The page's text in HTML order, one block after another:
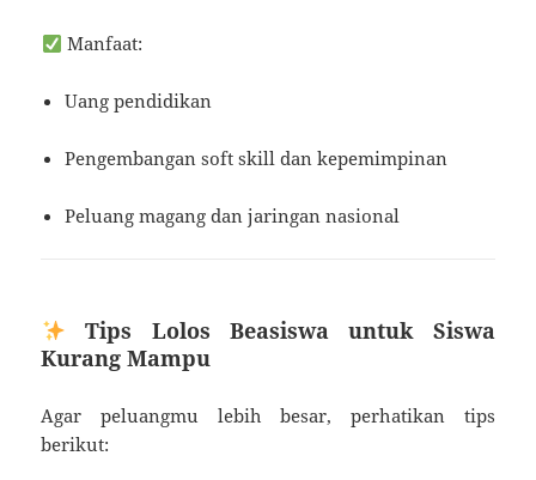
Manfaat:
Uang pendidikan
Pengembangan soft skill dan kepemimpinan
Peluang magang dan jaringan nasional
Tips Lolos Beasiswa untuk Siswa
Kurang Mampu
Agar peluangmu lebih besar, perhatikan tips
berikut: